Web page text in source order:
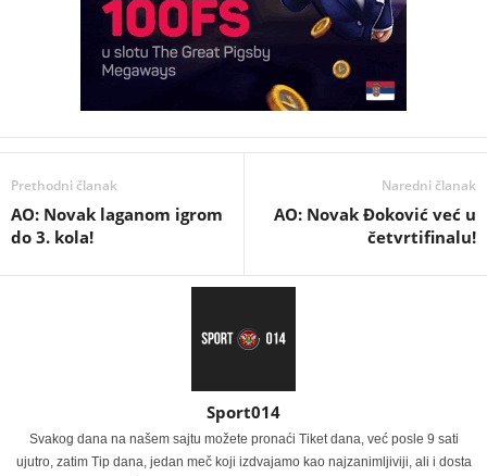
Prethodni članak
AO: Novak laganom igrom
do 3. kola!
Naredni članak
AO: Novak Đoković već u
četvrtifinalu!
Sport014
Svakog dana na našem sajtu možete pronaći Tiket dana, već posle 9 sati
ujutro, zatim Tip dana, jedan meč koji izdvajamo kao najzanimljiviji, ali i dosta